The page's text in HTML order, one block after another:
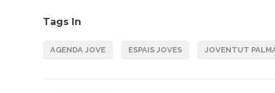
Tags In
AGENDA JOVE ESPAIS JOVES JOVENTUT